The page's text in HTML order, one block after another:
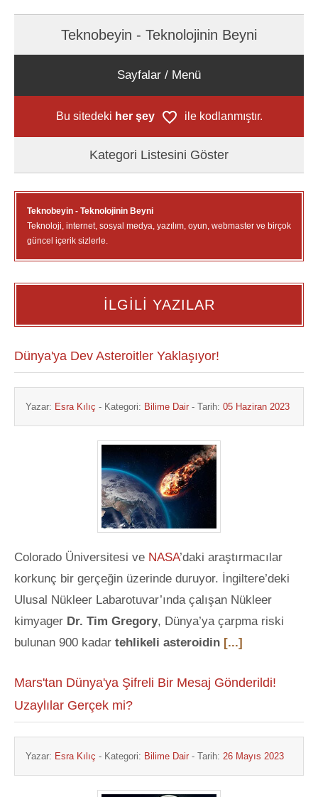
Teknobeyin - Teknolojinin Beyni
Sayfalar / Menü
Bu sitedeki her şey ile kodlanmıştır.
Kategori Listesini Göster
Teknobeyin - Teknolojinin Beyni
Teknoloji, internet, sosyal medya, yazılım, oyun, webmaster ve birçok
güncel içerik sizlerle.
İLGİLİ YAZILAR
Dünya'ya Dev Asteroitler Yaklaşıyor!
Yazar: Esra Kılıç - Kategori: Bilime Dair - Tarih: 05 Haziran 2023
Colorado Üniversitesi ve NASA’daki araştırmacılar
korkunç bir gerçeğin üzerinde duruyor. İngiltere’deki
Ulusal Nükleer Labarotuvar’ında çalışan Nükleer
kimyager Dr. Tim Gregory, Dünya’ya çarpma riski
bulunan 900 kadar tehlikeli asteroidin [...]
Mars'tan Dünya'ya Şifreli Bir Mesaj Gönderildi!
Uzaylılar Gerçek mi?
Yazar: Esra Kılıç - Kategori: Bilime Dair - Tarih: 26 Mayıs 2023